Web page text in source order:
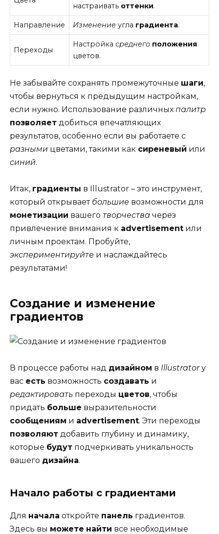
настраивать оттенки.
Направление Изменение угла градиента.
Переходы
Настройкасреднего положения
цветов.
Не забывайте сохранять промежуточные шаги,
чтобы вернуться к предыдущим настройкам,
если нужно. Использование различных палитр
позволяет добиться впечатляющих
результатов, особенно если вы работаете с
разными цветами, такими как сиреневый или
синий.
Итак, градиенты в Illustrator – это инструмент,
который открывает большие возможности для
монетизации вашего творчества через
привлечение внимания к advertisement или
личным проектам. Пробуйте,
экспериментируйте и наслаждайтесь
результатами!
Создание и изменение
градиентов
В процессе работы над дизайном в Illustratorу
вас есть возможность создавать и
редактировать переходы цветов, чтобы
придать больше выразительности
сообщениям и advertisement. Эти переходы
позволяют добавить глубину и динамику,
которые будут подчеркивать уникальность
вашего дизайна.
Начало работы с градиентами
Для начала откройте панель градиентов.
Здесь вы можете найти все необходимые